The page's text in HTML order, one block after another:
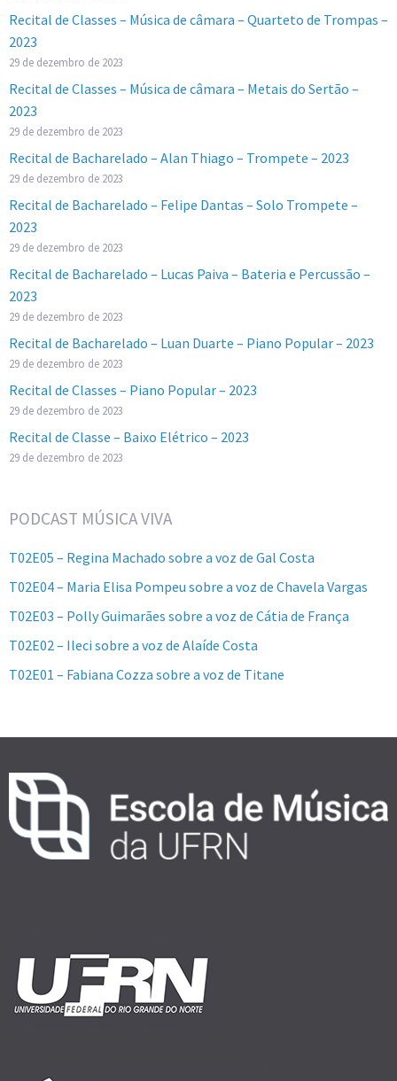
Recital de Classes – Música de câmara – Quarteto de Trompas –
2023
29 de dezembro de 2023
Recital de Classes – Música de câmara – Metais do Sertão –
2023
29 de dezembro de 2023
Recital de Bacharelado – Alan Thiago – Trompete – 2023
29 de dezembro de 2023
Recital de Bacharelado – Felipe Dantas – Solo Trompete –
2023
29 de dezembro de 2023
Recital de Bacharelado – Lucas Paiva – Bateria e Percussão –
2023
29 de dezembro de 2023
Recital de Bacharelado – Luan Duarte – Piano Popular – 2023
29 de dezembro de 2023
Recital de Classes – Piano Popular – 2023
29 de dezembro de 2023
Recital de Classe – Baixo Elétrico – 2023
29 de dezembro de 2023
PODCAST MÚSICA VIVA
T02E05 – Regina Machado sobre a voz de Gal Costa
T02E04 – Maria Elisa Pompeu sobre a voz de Chavela Vargas
T02E03 – Polly Guimarães sobre a voz de Cátia de França
T02E02 – Ileci sobre a voz de Alaíde Costa
T02E01 – Fabiana Cozza sobre a voz de Titane